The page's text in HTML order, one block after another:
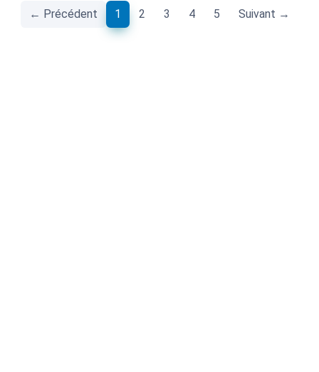
← Précédent 1 (current)
2 3 4 5 Suivant →